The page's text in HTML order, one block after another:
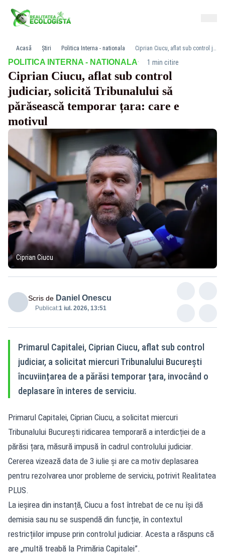
Acasă Știri Politica Interna - nationala Ciprian Ciucu, aflat sub control judiciar, solicită Tribunalului să părăsească temporar țara: care e motivul
POLITICA INTERNA - NATIONALA· 1 min citire
Ciprian Ciucu, aflat sub control
judiciar, solicită Tribunalului să
părăsească temporar țara: care e
motivul
Ciprian Ciucu
Scris de Daniel Onescu
Publicat:1 iul. 2026, 13:51
Primarul Capitalei, Ciprian Ciucu, aflat sub control
judiciar, a solicitat miercuri Tribunalului București
încuviințarea de a părăsi temporar țara, invocând o
deplasare în interes de serviciu.
Primarul Capitalei, Ciprian Ciucu, a solicitat miercuri
Tribunalului București ridicarea temporară a interdicției de a
părăsi țara, măsură impusă în cadrul controlului judiciar.
Cererea vizează data de 3 iulie și are ca motiv deplasarea
pentru rezolvarea unor probleme de serviciu, potrivit Realitatea
PLUS.
La ieșirea din instanță, Ciucu a fost întrebat de ce nu își dă
demisia sau nu se suspendă din funcție, în contextul
restricțiilor impuse prin controlul judiciar. Acesta a răspuns că
are „multă treabă la Primăria Capitalei”.